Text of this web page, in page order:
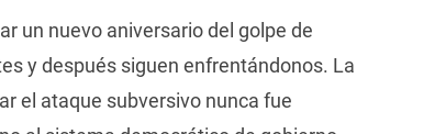
un nuevo aniversario del golpe de
y después siguen enfrentándonos. La
el ataque subversivo nunca fue